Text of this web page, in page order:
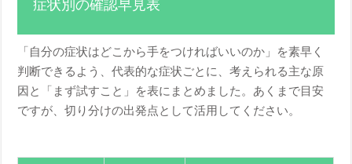
症状別の確認早見表
「自分の症状はどこから手をつければいいのか」を素早く
判断できるよう、代表的な症状ごとに、考えられる主な原
因と「まず試すこと」を表にまとめました。あくまで目安
ですが、切り分けの出発点として活用してください。